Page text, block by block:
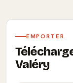
EMPORTER
Valéry